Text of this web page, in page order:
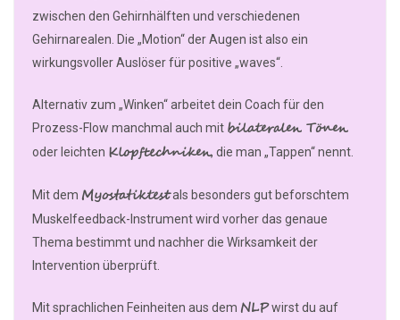
zwischen den Gehirnhälften und verschiedenen
Gehirnarealen. Die „Motion“ der Augen ist also ein
wirkungsvoller Auslöser für positive „waves“.
Alternativ zum „Winken“ arbeitet dein Coach für den
Prozess-Flow manchmal auch mit bilateralen Tönen
oder leichten Klopftechniken, die man „Tappen“ nennt.
Mit dem Myostatiktestals besonders gut beforschtem
Muskelfeedback-Instrument wird vorher das genaue
Thema bestimmt und nachher die Wirksamkeit der
Intervention überprüft.
Mit sprachlichen Feinheiten aus dem NLPwirst du auf